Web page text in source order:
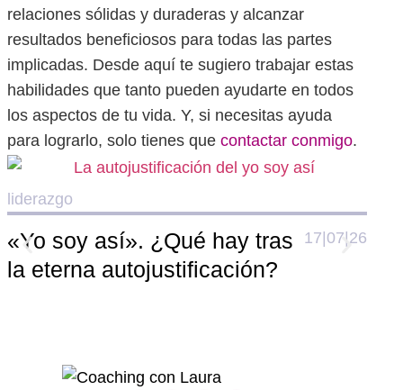
relaciones sólidas y duraderas y alcanzar
resultados beneficiosos para todas las partes
implicadas. Desde aquí te sugiero trabajar estas
habilidades que tanto pueden ayudarte en todos
los aspectos de tu vida. Y, si necesitas ayuda
para lograrlo, solo tienes que contactar conmigo.
liderazgo
17|07|26
«Yo soy así». ¿Qué hay tras
la eterna autojustificación?